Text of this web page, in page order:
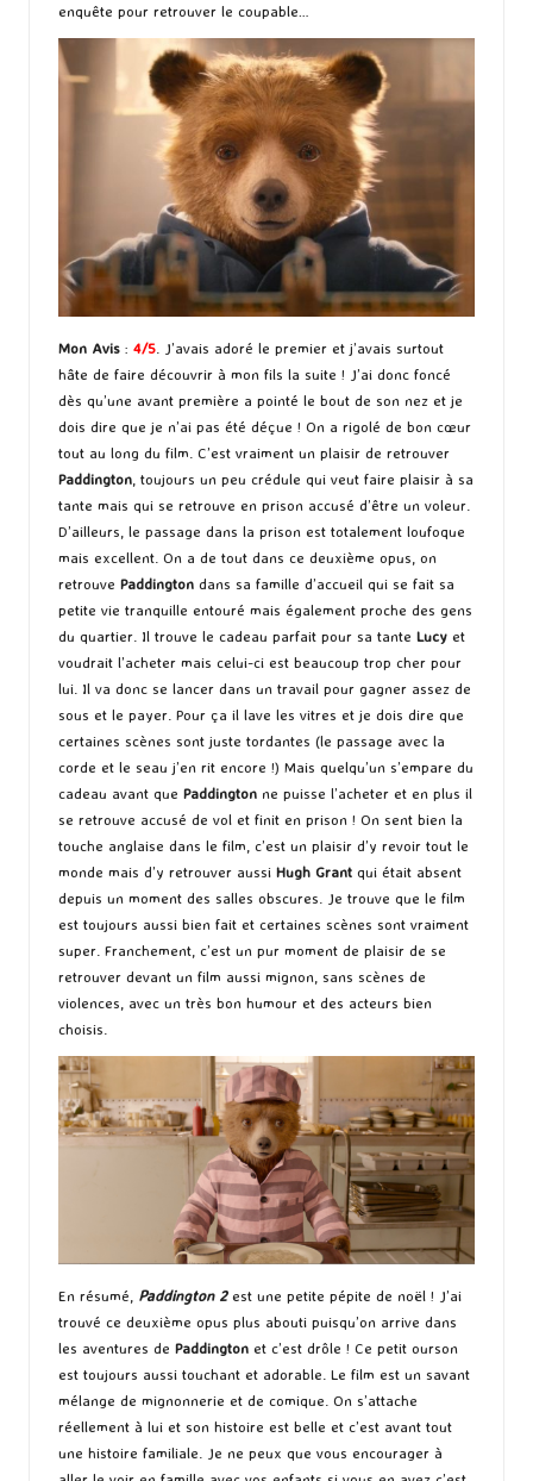
enquête pour retrouver le coupable…
Mon Avis : 4/5 . J’avais adoré le premier et j’avais surtout
hâte de faire découvrir à mon fils la suite ! J’ai donc foncé
dès qu’une avant première a pointé le bout de son nez et je
dois dire que je n’ai pas été déçue ! On a rigolé de bon cœur
tout au long du film. C’est vraiment un plaisir de retrouver
Paddington , toujours un peu crédule qui veut faire plaisir à sa
tante mais qui se retrouve en prison accusé d’être un voleur.
D’ailleurs, le passage dans la prison est totalement loufoque
mais excellent. On a de tout dans ce deuxième opus, on
retrouve Paddington dans sa famille d’accueil qui se fait sa
petite vie tranquille entouré mais également proche des gens
du quartier. Il trouve le cadeau parfait pour sa tante Lucy et
voudrait l’acheter mais celui-ci est beaucoup trop cher pour
lui. Il va donc se lancer dans un travail pour gagner assez de
sous et le payer. Pour ça il lave les vitres et je dois dire que
certaines scènes sont juste tordantes (le passage avec la
corde et le seau j’en rit encore !) Mais quelqu’un s’empare du
cadeau avant que Paddington ne puisse l’acheter et en plus il
se retrouve accusé de vol et finit en prison ! On sent bien la
touche anglaise dans le film, c’est un plaisir d’y revoir tout le
monde mais d’y retrouver aussi Hugh Grant qui était absent
depuis un moment des salles obscures. Je trouve que le film
est toujours aussi bien fait et certaines scènes sont vraiment
super. Franchement, c’est un pur moment de plaisir de se
retrouver devant un film aussi mignon, sans scènes de
violences, avec un très bon humour et des acteurs bien
choisis.
En résumé, Paddington 2est une petite pépite de noël ! J’ai
trouvé ce deuxième opus plus abouti puisqu’on arrive dans
les aventures de Paddington et c’est drôle ! Ce petit ourson
est toujours aussi touchant et adorable. Le film est un savant
mélange de mignonnerie et de comique. On s’attache
réellement à lui et son histoire est belle et c’est avant tout
une histoire familiale. Je ne peux que vous encourager à